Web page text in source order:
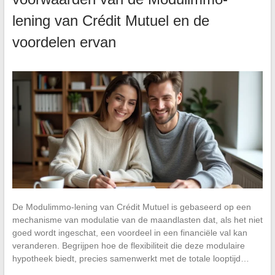
lening van Crédit Mutuel en de
voordelen ervan
De Modulimmo-lening van Crédit Mutuel is gebaseerd op een
mechanisme van modulatie van de maandlasten dat, als het niet
goed wordt ingeschat, een voordeel in een financiële val kan
veranderen. Begrijpen hoe de flexibiliteit die deze modulaire
hypotheek biedt, precies samenwerkt met de totale looptijd…